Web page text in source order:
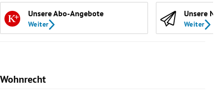
Unsere Abo-Angebote
Weiter
Unsere
Weiter
Wohnrecht